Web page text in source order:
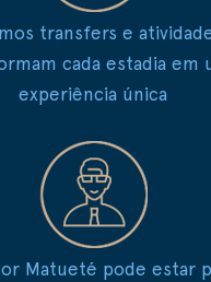
transfers e
cada estadia em
experiência única
Matueté pode estar